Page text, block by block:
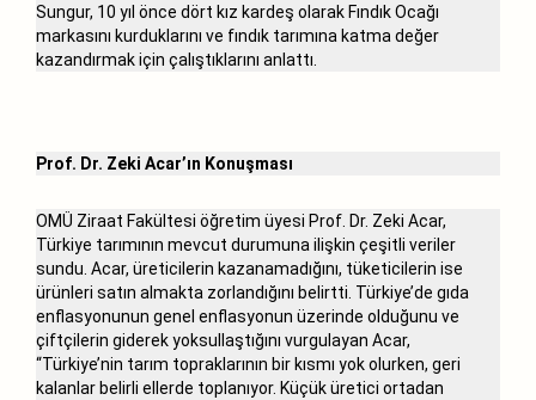
Sungur, 10 yıl önce dört kız kardeş olarak Fındık Ocağı
markasını kurduklarını ve fındık tarımına katma değer
kazandırmak için çalıştıklarını anlattı.
Prof. Dr. Zeki Acar’ın Konuşması
OMÜ Ziraat Fakültesi öğretim üyesi Prof. Dr. Zeki Acar,
Türkiye tarımının mevcut durumuna ilişkin çeşitli veriler
sundu. Acar, üreticilerin kazanamadığını, tüketicilerin ise
ürünleri satın almakta zorlandığını belirtti. Türkiye’de gıda
enflasyonunun genel enflasyonun üzerinde olduğunu ve
çiftçilerin giderek yoksullaştığını vurgulayan Acar,
“Türkiye’nin tarım topraklarının bir kısmı yok olurken, geri
kalanlar belirli ellerde toplanıyor. Küçük üretici ortadan